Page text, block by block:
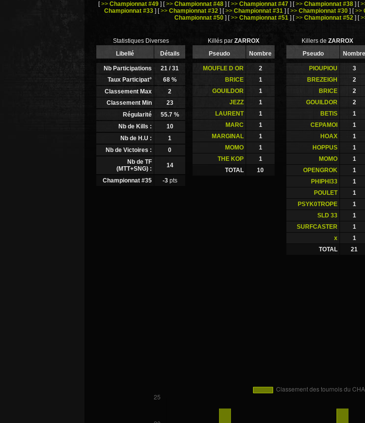
[>> Championnat #49 ] [>> Championnat #48 ] [>> Championnat #47 ] [>> Championnat #38 ] [
Championnat #33] [>> Championnat #32] [>> Championnat #31] [>> Championnat #30] [>>
Championnat #50 ] [>> Championnat #51 ] [>> Championnat #52 ] [
Statistiques Diverses
Libellé
Détails
Nb Participations 21 / 31
Taux Participat°
68%
Classement Max
2
Classement Min
23
Régularité
55.7%
Nb de Kills :
10
Nb de H.U :
1
Nb de Victoires :
0
Nb de TF
(MTT+SNG) :
14
Championnat #35 -3pts
Killés par ZARROX
Pseudo
Nombre
MOUFLE D OR
2
BRICE
1
GOUILDOR
1
JEZZ
1
LAURENT
1
MARC
1
MARGINAL
1
MOMO
1
THE KOP
1
TOTAL
10
Killers de ZARROX
Pseudo
Nombre
PIOUPIOU
3
BREZEIGH
2
BRICE
2
GOUILDOR
2
BETIS
1
CEPAMOI
1
HOAX
1
HOPPUS
1
MOMO
1
OPENGROK
1
PHIPHI33
1
POULET
1
PSYK0TROPE
1
SLD 33
1
SURFCASTER
1
x
1
TOTAL
21